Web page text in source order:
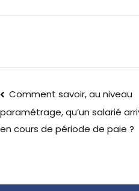
Comment savoir, au niveau
paramétrage, qu’un salarié
en cours de période de paie ?